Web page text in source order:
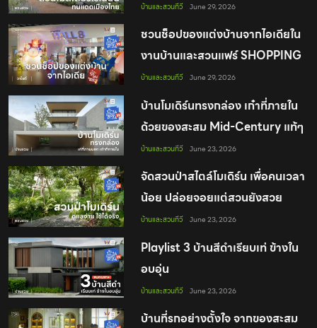
บ้านและสวนทีวี June 29, 2026
ชวนช็อปของแต่งบ้านจากไอเดียใน
งานบ้านและสวนแฟร์ SHOPPING
WEEK 2026
บ้านและสวนทีวี June 29, 2026
บ้านโมเดิร์นทรงกล่อง เก๋าที่ภายใน
ด้วยของสะสม Mid-Century แท้ๆ
บ้านและสวนทีวี June 23, 2026
จัดสวนป่าสไตล์โมเดิร์น เพื่อคนเวลา
น้อย ปล่อยจอยแต่สวนยังสวย
บ้านและสวนทีวี June 23, 2026
Playlist 3 บ้านสีดำเรียบเท่ ข้างใน
อบอุ่น
บ้านและสวนทีวี June 23, 2026
บ้านที่รกอย่างตั้งใจ จากของสะสม